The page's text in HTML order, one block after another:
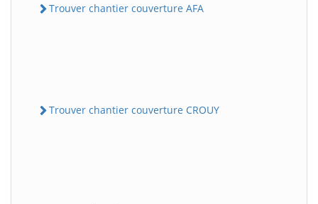
Trouver chantier couverture AFA
Trouver chantier couverture CROUY